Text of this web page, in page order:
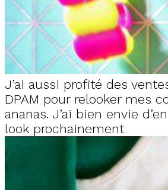
J’ai aussi profité des
DPAM pour relooker mes
ananas. J’ai bien envie
look prochainement